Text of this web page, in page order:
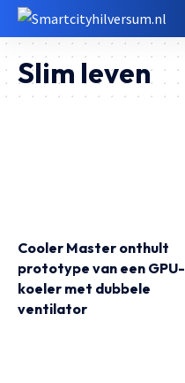
Slim leven
Cooler Master onthult
prototype van een GPU-
koeler met dubbele
ventilator